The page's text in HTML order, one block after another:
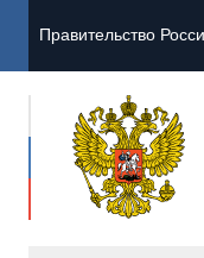
Правительство